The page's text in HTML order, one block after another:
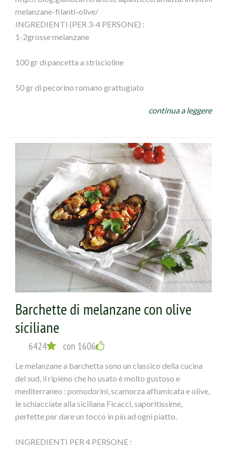
melanzane-filanti-olive/
INGREDIENTI (PER 3-4 PERSONE) :
1-2grosse melanzane
100 gr di pancetta a striscioline
50 gr di pecorino romano grattugiato
½ spicchio d’aglio
250 gr di mozzarella
olio extra vergine d’oliva
sale
ESECUZIONE:
1) Tagliare le melanzane a fette spesse circa mezzo cm,
cospargerle di sale e metterle in uno scolapasta con dei
pesi sopra per fargli perdere l’acqua; dopo sciacquarle e
farle scolare.
2) Disporle sulla griglia del forno, ungendole con un
pennello sopra; cuocere a 180° per circa 20 minuti (si
possono anche friggere, io ho fatto una cosa più leggera).
3) Mischiare il pecorino con le olive e il prezzemolo
tritati, l’aglio privato dell’anima verde e schiacciato,non
continua a leggere
Barchette di melanzane con olive
siciliane
6424 con 1606
Le melanzane a barchetta sono un classico della cucina
del sud, il ripieno che ho usato è molto gustoso e
mediterraneo : pomodorini, scamorza affumicata e olive,
le schiacciate alla siciliana Ficacci, saporitissime,
perfette per dare un tocco in più ad ogni piatto.
INGREDIENTI PER 4 PERSONE :